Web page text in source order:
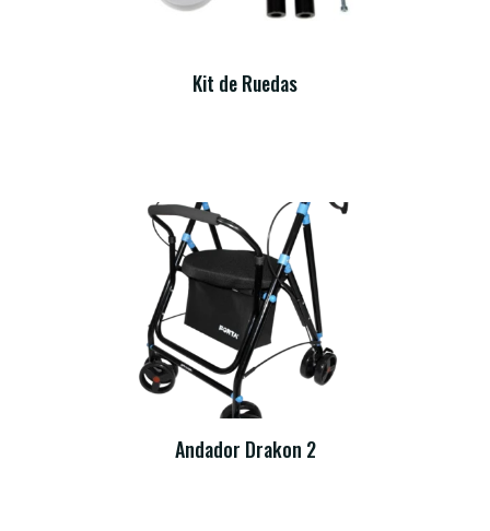
Kit de Ruedas
Andador Drakon 2